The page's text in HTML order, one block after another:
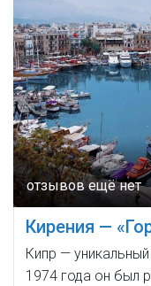
Кирения —
Кипр —
1974 года он был